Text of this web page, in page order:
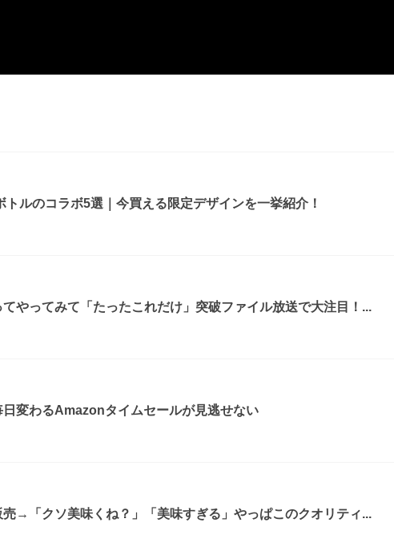
トルのコラボ5選｜今買える限定デザインを一挙紹介！
やってみて「たったこれだけ」突破ファイル放送で大注目！...
日変わるAmazonタイムセールが見逃せない
→「クソ美味くね？」「美味すぎる」やっぱこのクオリティ...